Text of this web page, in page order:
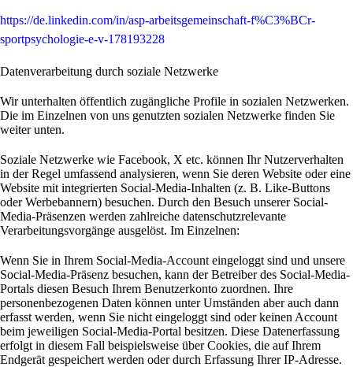
https://de.linkedin.com/in/asp-arbeitsgemeinschaft-f%C3%BCr-
sportpsychologie-e-v-178193228
Datenverarbeitung durch soziale Netzwerke
Wir unterhalten öffentlich zugängliche Profile in sozialen Netzwerken.
Die im Einzelnen von uns genutzten sozialen Netzwerke finden Sie
weiter unten.
Soziale Netzwerke wie Facebook, X etc. können Ihr Nutzerverhalten
in der Regel umfassend analysieren, wenn Sie deren Website oder eine
Website mit integrierten Social-Media-Inhalten (z. B. Like-Buttons
oder Werbebannern) besuchen. Durch den Besuch unserer Social-
Media-Präsenzen werden zahlreiche datenschutzrelevante
Verarbeitungsvorgänge ausgelöst. Im Einzelnen:
Wenn Sie in Ihrem Social-Media-Account eingeloggt sind und unsere
Social-Media-Präsenz besuchen, kann der Betreiber des Social-Media-
Portals diesen Besuch Ihrem Benutzerkonto zuordnen. Ihre
personenbezogenen Daten können unter Umständen aber auch dann
erfasst werden, wenn Sie nicht eingeloggt sind oder keinen Account
beim jeweiligen Social-Media-Portal besitzen. Diese Datenerfassung
erfolgt in diesem Fall beispielsweise über Cookies, die auf Ihrem
Endgerät gespeichert werden oder durch Erfassung Ihrer IP-Adresse.